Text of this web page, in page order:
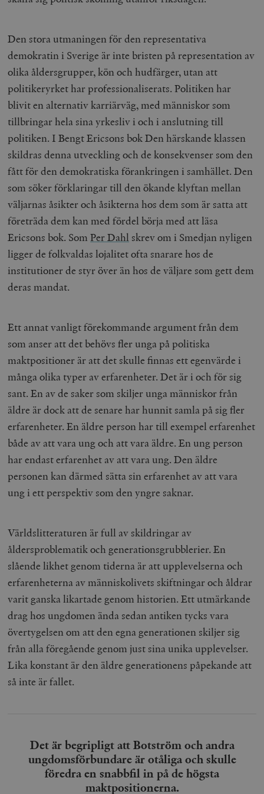
Den stora utmaningen för den representativa
demokratin i Sverige är inte bristen på representation av
olika åldersgrupper, kön och hudfärger, utan att
politikeryrket har professionaliserats. Politiken har
blivit en alternativ karriärväg, med människor som
tillbringar hela sina yrkesliv i och i anslutning till
politiken. I Bengt Ericsons bokDen härskande klassen
skildras denna utveckling och de konsekvenser som den
fått för den demokratiska förankringen i samhället. Den
som söker förklaringar till den ökande klyftan mellan
väljarnas åsikter och åsikterna hos dem som är satta att
företräda dem kan med fördel börja med att läsa
Ericsons bok. SomPer Dahl skrev om i Smedjan nyligen
ligger de folkvaldas lojalitet ofta snarare hos de
institutioner de styr över än hos de väljare som gett dem
deras mandat.
Ett annat vanligt förekommande argument från dem
som anser att det behövs fler unga på politiska
maktpositioner är att det skulle finnas ett egenvärde i
många olika typer av erfarenheter. Det är i och för sig
sant. En av de saker som skiljer unga människor från
äldre är dock att de senare har hunnit samla på sig fler
erfarenheter. En äldre person har till exempel erfarenhet
både av att vara ung och att vara äldre. En ung person
har endast erfarenhet av att vara ung. Den äldre
personen kan därmed sätta sin erfarenhet av att vara
ung i ett perspektiv som den yngre saknar.
Världslitteraturen är full av skildringar av
åldersproblematik och generationsgrubblerier. En
slående likhet genom tiderna är att upplevelserna och
erfarenheterna av människolivets skiftningar och åldrar
varit ganska likartade genom historien. Ett utmärkande
drag hos ungdomen ända sedan antiken tycks vara
övertygelsen om att den egna generationen skiljer sig
från alla föregående genom just sina unika upplevelser.
Lika konstant är den äldre generationens påpekande att
så inte är fallet.
Det är begripligt att Botström och andra
ungdomsförbundare är otåliga och skulle
föredra en snabbfil in på de högsta
maktpositionerna.